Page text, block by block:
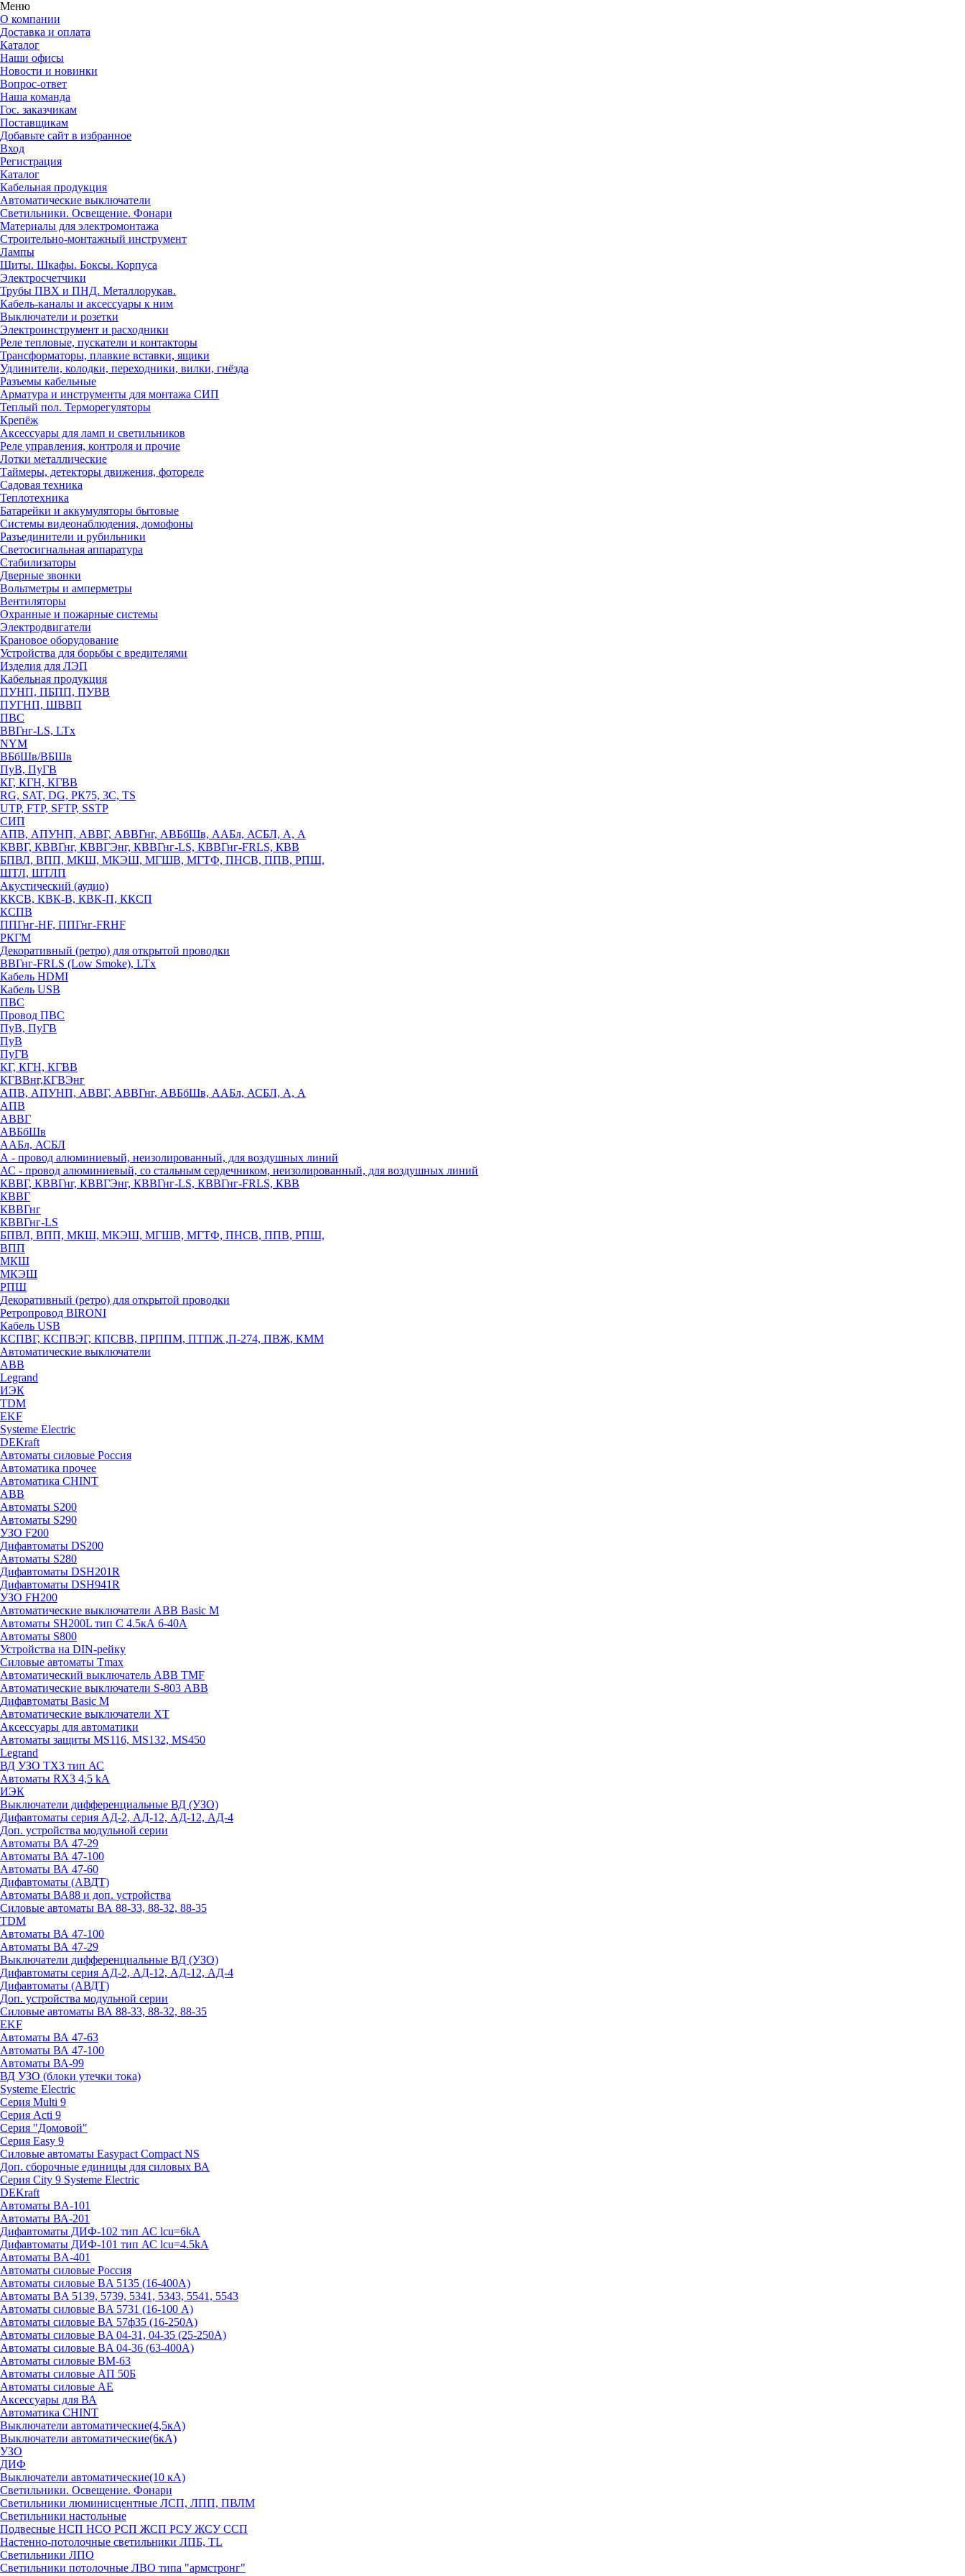
Меню
О компании
Доставка и оплата
Каталог
Наши офисы
Новости и новинки
Вопрос-ответ
Наша команда
Гос. заказчикам
Поставщикам
Добавьте сайт в избранное
Вход
Регистрация
Каталог
Кабельная продукция
Автоматические выключатели
Светильники. Освещение. Фонари
Материалы для электромонтажа
Строительно-монтажный инструмент
Лампы
Щиты. Шкафы. Боксы. Корпуса
Электросчетчики
Трубы ПВХ и ПНД. Металлорукав.
Кабель-каналы и аксессуары к ним
Выключатели и розетки
Электроинструмент и расходники
Реле тепловые, пускатели и контакторы
Трансформаторы, плавкие вставки, ящики
Удлинители, колодки, переходники, вилки, гнёзда
Разъемы кабельные
Арматура и инструменты для монтажа СИП
Теплый пол. Терморегуляторы
Крепёж
Аксессуары для ламп и светильников
Реле управления, контроля и прочие
Лотки металлические
Таймеры, детекторы движения, фотореле
Садовая техника
Теплотехника
Батарейки и аккумуляторы бытовые
Системы видеонаблюдения, домофоны
Разъединители и рубильники
Светосигнальная аппаратура
Стабилизаторы
Дверные звонки
Вольтметры и амперметры
Вентиляторы
Охранные и пожарные системы
Электродвигатели
Крановое оборудование
Устройства для борьбы с вредителями
Изделия для ЛЭП
Кабельная продукция
ПУНП, ПБПП, ПУВВ
ПУГНП, ШВВП
ПВС
ВВГнг-LS, LTx
NYM
ВБбШв/ВБШв
ПуВ, ПуГВ
КГ, КГН, КГВВ
RG, SAT, DG, РК75, 3С, TS
UTP, FTP, SFTP, SSTP
СИП
АПВ, АПУНП, АВВГ, АВВГнг, АВБбШв, ААБл, АСБЛ, А, А
КВВГ, КВВГнг, КВВГЭнг, КВВГнг-LS, КВВГнг-FRLS, КВВ
БПВЛ, ВПП, МКШ, МКЭШ, МГШВ, МГТФ, ПНСВ, ППВ, РПШ,
ШТЛ, ШТЛП
Акустический (аудио)
ККСВ, КВК-В, КВК-П, ККСП
КСПВ
ППГнг-HF, ППГнг-FRHF
РКГМ
Декоративный (ретро) для открытой проводки
ВВГнг-FRLS (Low Smoke), LTx
Кабель HDMI
Кабель USB
ПВС
Провод ПВС
ПуВ, ПуГВ
ПуВ
ПуГВ
КГ, КГН, КГВВ
КГВВнг,КГВЭнг
АПВ, АПУНП, АВВГ, АВВГнг, АВБбШв, ААБл, АСБЛ, А, А
АПВ
АВВГ
АВБбШв
ААБл, АСБЛ
А - провод алюминиевый, неизолированный, для воздушных линий
АС - провод алюминиевый, со стальным сердечником, неизолированный, для воздушных линий
КВВГ, КВВГнг, КВВГЭнг, КВВГнг-LS, КВВГнг-FRLS, КВВ
КВВГ
КВВГнг
КВВГнг-LS
БПВЛ, ВПП, МКШ, МКЭШ, МГШВ, МГТФ, ПНСВ, ППВ, РПШ,
ВПП
МКШ
МКЭШ
РПШ
Декоративный (ретро) для открытой проводки
Ретропровод BIRONI
Кабель USB
КСПВГ, КСПВЭГ, КПСВВ, ПРППМ, ПТПЖ ,П-274, ПВЖ, КММ
Автоматические выключатели
ABB
Legrand
ИЭК
TDM
EKF
Systeme Electric
DEKraft
Автоматы силовые Россия
Автоматика прочее
Автоматика CHINT
ABB
Автоматы S200
Автоматы S290
УЗО F200
Дифавтоматы DS200
Автоматы S280
Дифавтоматы DSH201R
Дифавтоматы DSH941R
УЗО FH200
Автоматические выключатели ABB Basic M
Автоматы SH200L тип С 4.5кА 6-40А
Автоматы S800
Устройства на DIN-рейку
Силовые автоматы Tmax
Автоматический выключатель ABB TMF
Автоматические выключатели S-803 АВВ
Дифавтоматы Basic M
Автоматические выключатели XT
Аксессуары для автоматики
Автоматы защиты MS116, MS132, MS450
Legrand
ВД УЗО TX3 тип АС
Автоматы RX3 4,5 kA
ИЭК
Выключатели дифференциальные ВД (УЗО)
Дифавтоматы серия АД-2, АД-12, АД-12, АД-4
Доп. устройства модульной серии
Автоматы ВА 47-29
Автоматы ВА 47-100
Автоматы ВА 47-60
Дифавтоматы (АВДТ)
Автоматы ВА88 и доп. устройства
Силовые автоматы ВА 88-33, 88-32, 88-35
TDM
Автоматы ВА 47-100
Автоматы ВА 47-29
Выключатели дифференциальные ВД (УЗО)
Дифавтоматы серия АД-2, АД-12, АД-12, АД-4
Дифавтоматы (АВДТ)
Доп. устройства модульной серии
Силовые автоматы ВА 88-33, 88-32, 88-35
EKF
Автоматы ВА 47-63
Автоматы ВА 47-100
Автоматы ВА-99
ВД УЗО (блоки утечки тока)
Systeme Electric
Серия Multi 9
Серия Acti 9
Серия "Домовой"
Серия Easy 9
Силовые автоматы Easypact Compact NS
Доп. сборочные единицы для силовых ВА
Серия City 9 Systeme Electric
DEKraft
Автоматы BA-101
Автоматы ВА-201
Дифавтоматы ДИФ-102 тип АС lcu=6kA
Дифавтоматы ДИФ-101 тип АС lcu=4.5kA
Автоматы BA-401
Автоматы силовые Россия
Автоматы силовые BA 5135 (16-400А)
Автоматы BA 5139, 5739, 5341, 5343, 5541, 5543
Автоматы силовые BA 5731 (16-100 А)
Автоматы силовые ВА 57ф35 (16-250А)
Автоматы силовые BA 04-31, 04-35 (25-250А)
Автоматы силовые BA 04-36 (63-400А)
Автоматы силовые ВМ-63
Автоматы силовые АП 50Б
Автоматы силовые АЕ
Аксессуары для ВА
Автоматика CHINT
Выключатели автоматические(4,5кА)
Выключатели автоматические(6кА)
УЗО
ДИФ
Выключатели автоматические(10 кА)
Светильники. Освещение. Фонари
Светильники люминисцентные ЛСП, ЛПП, ПВЛМ
Светильники настольные
Подвесные НСП НСО РСП ЖСП РСУ ЖСУ ССП
Настенно-потолочные светильники ЛПБ, TL
Светильники ЛПО
Светильники потолочные ЛВО типа "армстронг"